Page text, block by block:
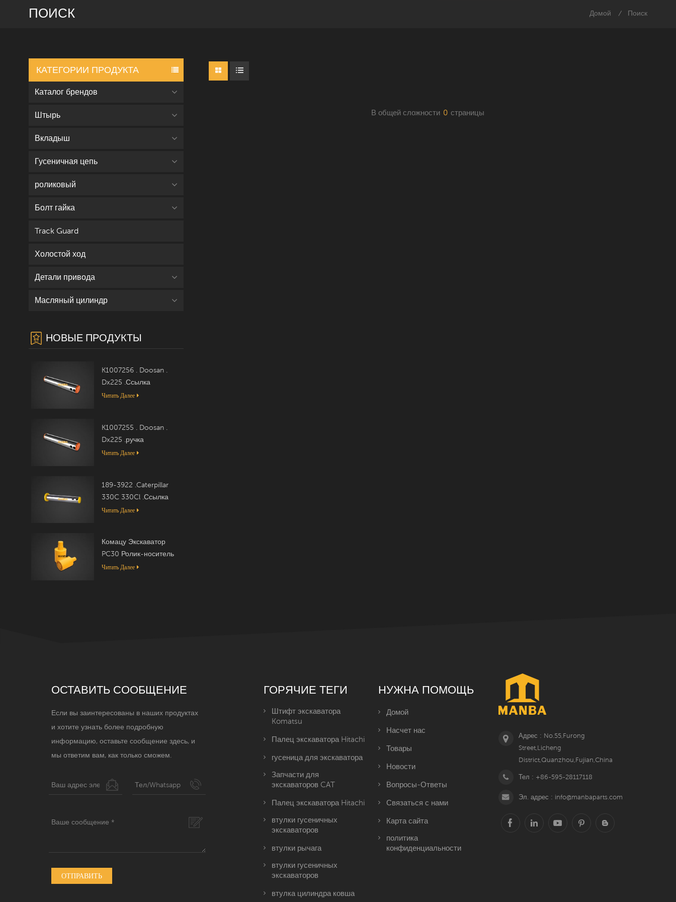
ПОИСК Домой / Поиск
КАТЕГОРИИ ПРОДУКТА
Каталог брендов
Штырь
Вкладыш
Гусеничная цепь
роликовый
Болт гайка
Track Guard
Холостой ход
Детали привода
Масляный цилиндр
НОВЫЕ ПРОДУКТЫ
K1007256 . Doosan .
Dx225 .Ссылка
Читать Далее
K1007255 . Doosan .
Dx225 .ручка
Читать Далее
189-3922 .Caterpillar
330C 330Cl .Ссылка
Читать Далее
Комацу Экскаватор
PC30 Ролик-носитель
20T-30-00050
Читать Далее
В общей сложности 0 страницы
ОСТАВИТЬ СООБЩЕНИЕ
Если вы заинтересованы в наших продуктах
и ​​хотите узнать более подробную
информацию, оставьте сообщение здесь, и
мы ответим вам, как только сможем.
ГОРЯЧИЕ ТЕГИ
Штифт экскаватора
Komatsu
Палец экскаватора Hitachi
гусеница для экскаватора
Запчасти для
экскаваторов CAT
Палец экскаватора Hitachi
втулки гусеничных
экскаваторов
втулки рычага
втулки гусеничных
экскаваторов
втулка цилиндра ковша
НУЖНА ПОМОЩЬ
Домой
Насчет нас
Товары
Новости
Вопросы-Ответы
Связаться с нами
Карта сайта
политика
конфиденциальности
Адрес : No.55,Furong
Street,Licheng
District,Quanzhou,Fujian,China
Тел : +86-595-28117118
Эл. адрес : info@manbaparts.com